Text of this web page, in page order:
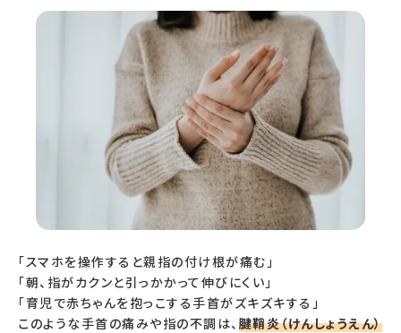
「スマホを操作すると親指の付け根が痛む」
「朝、指がカクンと引っかかって伸びにくい」
「育児で赤ちゃんを抱っこする手首がズキズキする」
このような手首の痛みや指の不調は、 腱鞘炎（けんしょうえん）